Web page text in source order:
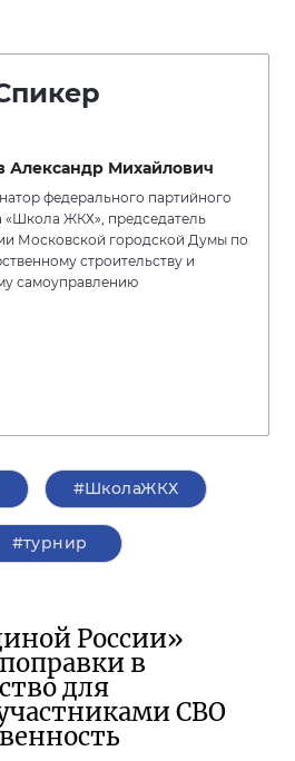
Александр Михайлович
федерального партийного
«Школа ЖКХ», председатель
Московской городской Думы по
строительству и
самоуправлению
#ШколаЖКХ
#турнир
России»
в
для
СВО